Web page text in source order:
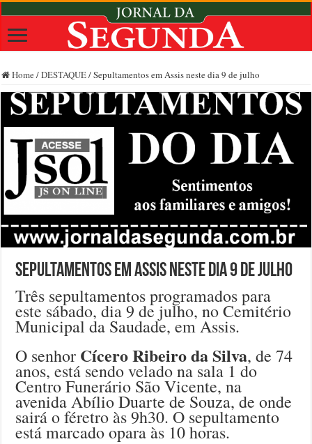
Home /DESTAQUE/Sepultamentos em Assis neste dia 9 de julho
Sepultamentos em Assis neste dia 9 de julho
Três sepultamentos programados para
este sábado, dia 9 de julho, no Cemitério
Municipal da Saudade, em Assis.
O senhor Cícero Ribeiro da Silva, de 74
anos, está sendo velado na sala 1 do
Centro Funerário São Vicente, na
avenida Abílio Duarte de Souza, de onde
sairá o féretro às 9h30. O sepultamento
está marcado opara às 10 horas.